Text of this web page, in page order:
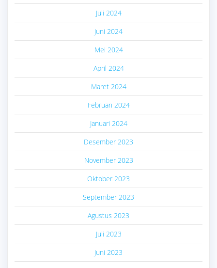
Juli 2024
Juni 2024
Mei 2024
April 2024
Maret 2024
Februari 2024
Januari 2024
Desember 2023
November 2023
Oktober 2023
September 2023
Agustus 2023
Juli 2023
Juni 2023